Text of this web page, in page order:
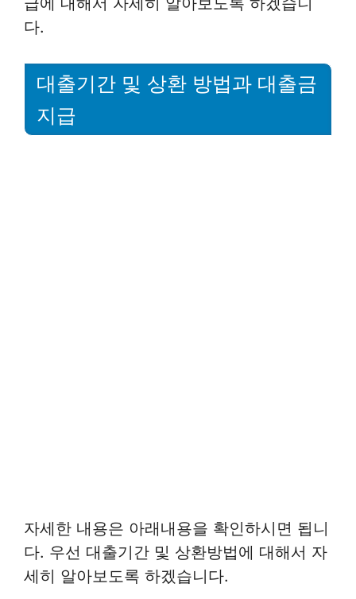
다.
대출기간 및 상환 방법과 대출금
지급
자세한 내용은 아래내용을 확인하시면 됩니
다. 우선 대출기간 및 상환방법에 대해서 자
세히 알아보도록 하겠습니다.